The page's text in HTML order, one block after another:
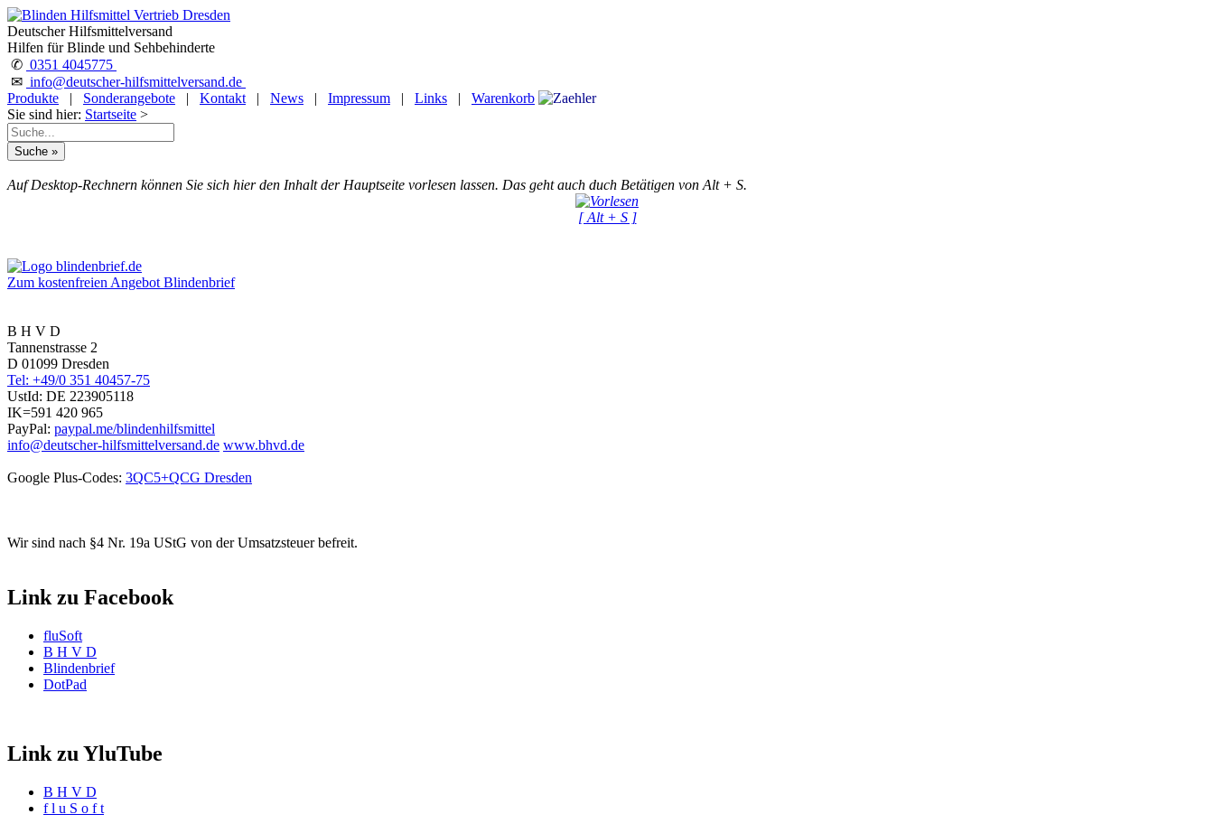
Deutscher Hilfsmittelversand
Hilfen für Blinde und Sehbehinderte
✆ 0351 4045775
✉ info@deutscher-hilfsmittelversand.de
Produkte
| Sonderangebote | Kontakt | News | Impressum | Links |
Warenkorb
Sie sind hier: Startseite >
Auf Desktop-Rechnern können Sie sich hier den Inhalt der Hauptseite vorlesen lassen. Das geht auch duch Betätigen von Alt + S.
[ Alt + S ]
Zum kostenfreien Angebot Blindenbrief
B H V D
Tannenstrasse 2
D 01099 Dresden
Tel: +49/0 351 40457-75
UstId: DE 223905118
IK=591 420 965
PayPal: paypal.me/blindenhilfsmittel
info@deutscher-hilfsmittelversand.de www.bhvd.de
Google Plus-Codes: 3QC5+QCG Dresden
Wir sind nach §4 Nr. 19a UStG von der Umsatzsteuer befreit.
Link zu Facebook
fluSoft
B H V D
Blindenbrief
DotPad
Link zu YluTube
B H V D
f l u S o f t